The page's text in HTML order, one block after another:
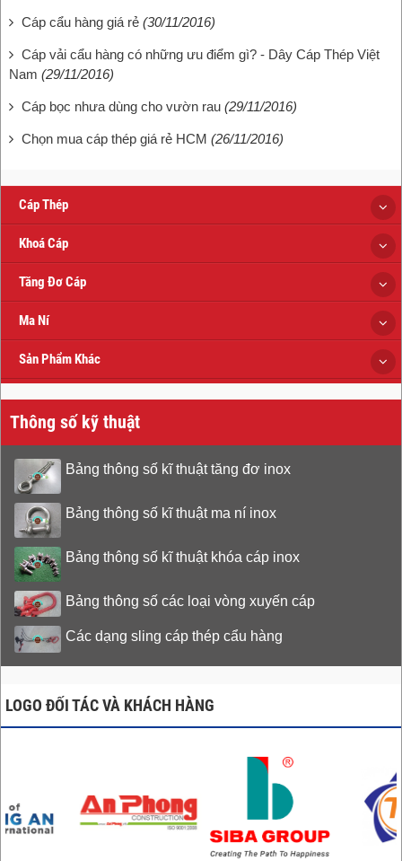
Cáp cẩu hàng giá rẻ (30/11/2016)
Cáp vải cẩu hàng có những ưu điểm gì? - Dây Cáp Thép Việt
Nam (29/11/2016)
Cáp bọc nhưa dùng cho vườn rau (29/11/2016)
Chọn mua cáp thép giá rẻ HCM (26/11/2016)
Cáp Thép
Khoá Cáp
Tăng Đơ Cáp
Ma Ní
Sản Phẩm Khác
Thông số kỹ thuật
Bảng thông số kĩ thuật tăng đơ inox
Bảng thông số kĩ thuật ma ní inox
Bảng thông số kĩ thuật khóa cáp inox
Bảng thông số các loại vòng xuyến cáp
Các dạng sling cáp thép cẩu hàng
LOGO ĐỐI TÁC VÀ KHÁCH HÀNG